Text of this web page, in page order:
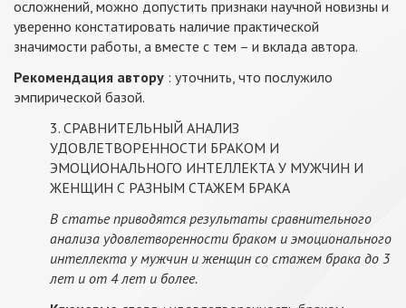
осложнений, можно допустить признаки научной новизны и
уверенно констатировать наличие практической
значимости работы, а вместе с тем – и вклада автора.
Рекомендация автору : уточнить, что послужило
эмпирической базой.
3. СРАВНИТЕЛЬНЫЙ АНАЛИЗ
УДОВЛЕТВОРЕННОСТИ БРАКОМ И
ЭМОЦИОНАЛЬНОГО ИНТЕЛЛЕКТА У МУЖЧИН И
ЖЕНЩИН С РАЗНЫМ СТАЖЕМ БРАКА
В статье приводятся результаты сравнительного
анализа удовлетворенности браком и эмоционального
интеллекта у мужчин и женщин со стажем брака до 3
лет и от 4 лет и более.